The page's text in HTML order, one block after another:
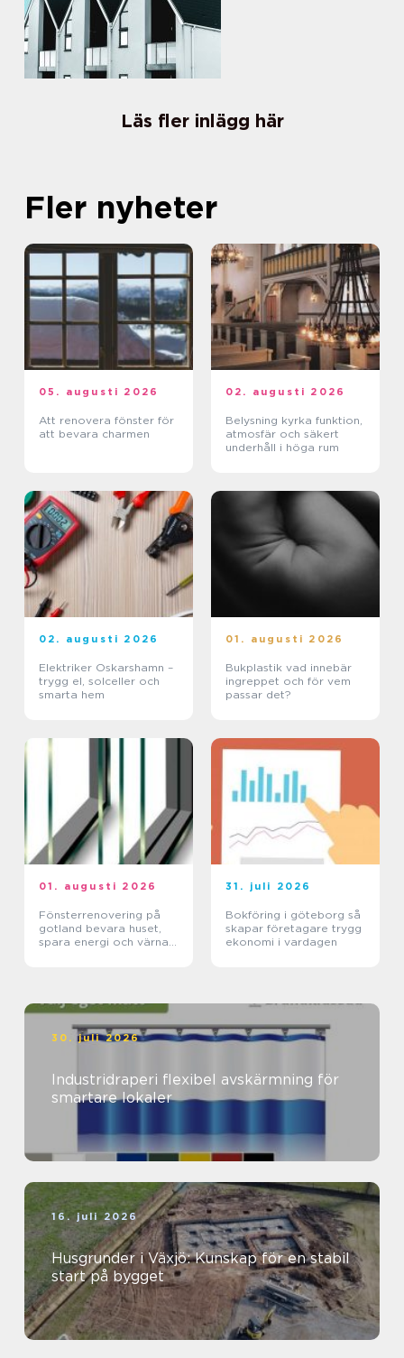
Läs fler inlägg här
Fler nyheter
05. augusti 2026
Att renovera fönster för
att bevara charmen
02. augusti 2026
Belysning kyrka funktion,
atmosfär och säkert
underhåll i höga rum
02. augusti 2026
Elektriker Oskarshamn –
trygg el, solceller och
smarta hem
01. augusti 2026
Bukplastik vad innebär
ingreppet och för vem
passar det?
01. augusti 2026
Fönsterrenovering på
gotland bevara huset,
spara energi och värna
31. juli 2026
Bokföring i göteborg så
skapar företagare trygg
ekonomi i vardagen
30. juli 2026
Industridraperi flexibel avskärmning för
smartare lokaler
16. juli 2026
Husgrunder i Växjö: Kunskap för en stabil
start på bygget